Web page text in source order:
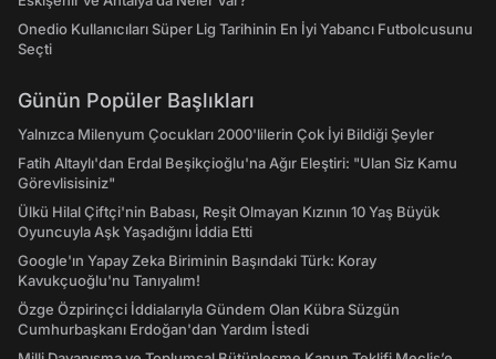
Onedio Kullanıcıları Süper Lig Tarihinin En İyi Yabancı Futbolcusunu
Seçti
Günün Popüler Başlıkları
Yalnızca Milenyum Çocukları 2000'lilerin Çok İyi Bildiği Şeyler
Fatih Altaylı'dan Erdal Beşikçioğlu'na Ağır Eleştiri: "Ulan Siz Kamu
Görevlisisiniz"
Ülkü Hilal Çiftçi'nin Babası, Reşit Olmayan Kızının 10 Yaş Büyük
Oyuncuyla Aşk Yaşadığını İddia Etti
Google'ın Yapay Zeka Biriminin Başındaki Türk: Koray
Kavukçuoğlu'nu Tanıyalım!
Özge Özpirinçci İddialarıyla Gündem Olan Kübra Süzgün
Cumhurbaşkanı Erdoğan'dan Yardım İstedi